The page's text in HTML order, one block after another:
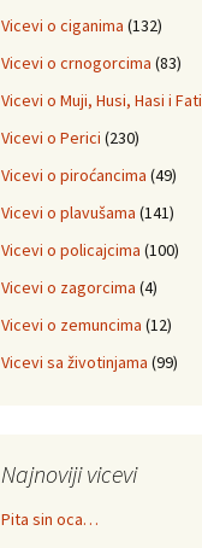
Vicevi o ciganima (132)
Vicevi o crnogorcima (83)
Vicevi o Muji, Husi, Hasi i Fati
Vicevi o Perici (230)
Vicevi o piroćancima (49)
Vicevi o plavušama (141)
Vicevi o policajcima (100)
Vicevi o zagorcima (4)
Vicevi o zemuncima (12)
Vicevi sa životinjama (99)
Najnoviji vicevi
Pita sin oca…